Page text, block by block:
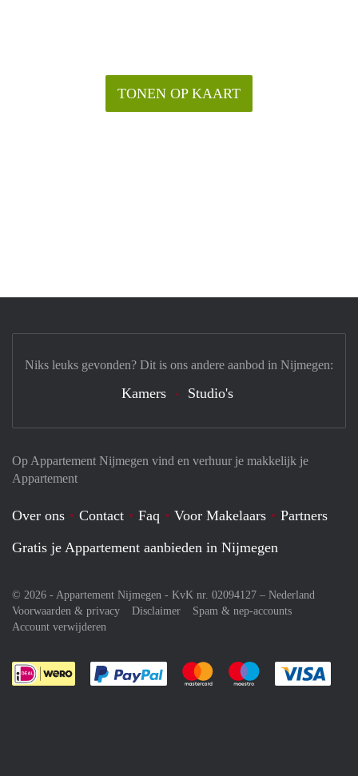
TONEN OP KAART
Op Appartement Nijmegen vind en verhuur je makkelijk je
Appartement
Over ons Contact Faq Voor Makelaars
Partners
Gratis je Appartement aanbieden in Nijmegen
© 2026 - Appartement Nijmegen - KvK nr. 02094127 – Nederland
Voorwaarden & privacy
Disclaimer
Spam & nep-accounts
Account verwijderen
Je rekent gemakkelijk af met Paypal
Je rekent gemakkelijk af met
Je rekent
Niks leuks gevonden? Dit is ons andere aanbod in Nijmegen:
Kamers Studio's